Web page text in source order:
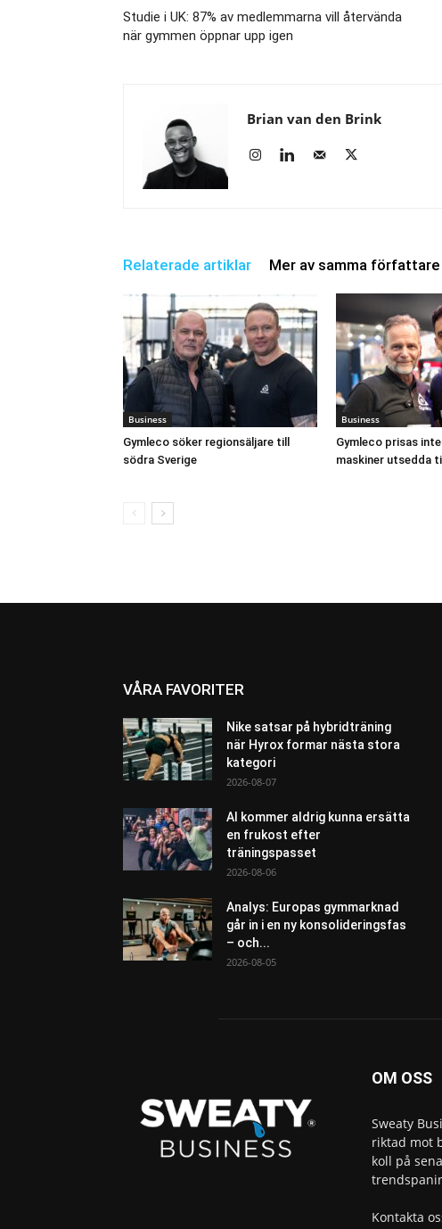
Studie i UK: 87% av medlemmarna vill återvända
när gymmen öppnar upp igen
Brian van den Brink
Relaterade artiklar Mer av samma författare
Business
Gymleco söker regionsäljare till
södra Sverige
Business
Gymleco prisas
maskiner utsedda
VÅRA FAVORITER
Nike satsar på hybridträning
när Hyrox formar nästa stora
kategori
2026-08-07
AI kommer aldrig kunna ersätta
en frukost efter
träningspasset
2026-08-06
Analys: Europas gymmarknad
går in i en ny konsolideringsfas
– och...
2026-08-05
OM OSS
Sweaty
riktad mot
koll på
Kontakta